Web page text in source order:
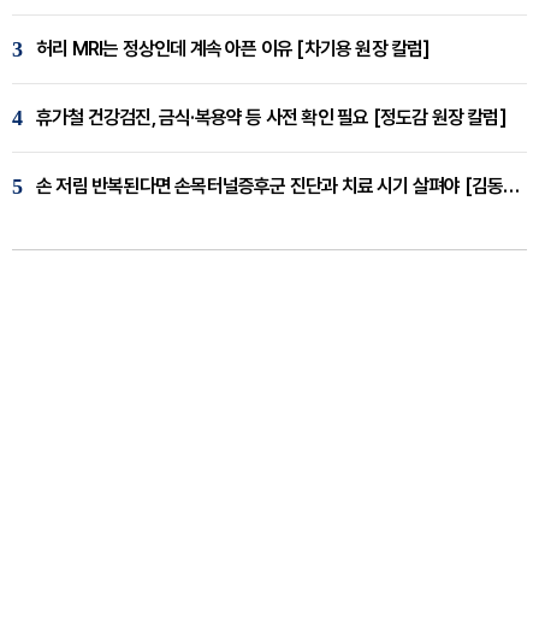
3 허리 MRI는 정상인데 계속 아픈 이유 [차기용 원장 칼럼]
4 휴가철 건강검진, 금식·복용약 등 사전 확인 필요 [정도감 원장 칼럼]
5 손 저림 반복된다면 손목터널증후군 진단과 치료 시기 살펴야 [김동현 원장 칼럼]